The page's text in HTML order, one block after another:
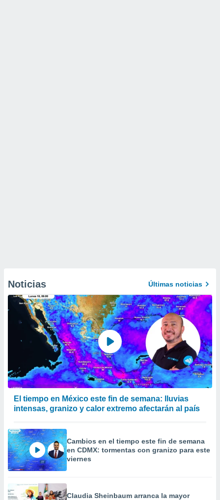
Noticias Últimas noticias
El tiempo en México este fin de semana: lluvias
intensas, granizo y calor extremo afectarán al país
Cambios en el tiempo este fin de semana
en CDMX: tormentas con granizo para este
viernes
Claudia Sheinbaum arranca la mayor